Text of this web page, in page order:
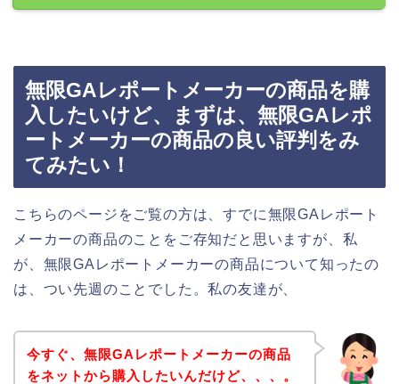
無限GAレポートメーカーの商品を購
入したいけど、まずは、無限GAレポ
ートメーカーの商品の良い評判をみ
てみたい！
こちらのページをご覧の方は、すでに無限GAレポート
メーカーの商品のことをご存知だと思いますが、私
が、無限GAレポートメーカーの商品について知ったの
は、つい先週のことでした。私の友達が、
今すぐ、無限GAレポートメーカーの商品
をネットから購入したいんだけど、、、。